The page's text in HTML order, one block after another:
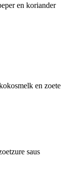
en koriander
en zoete
saus